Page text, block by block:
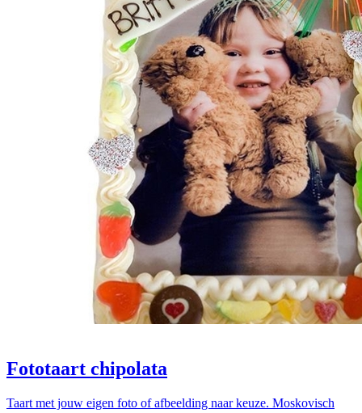
Fototaart chipolata
Taart met jouw eigen foto of afbeelding naar keuze. Moskovisch